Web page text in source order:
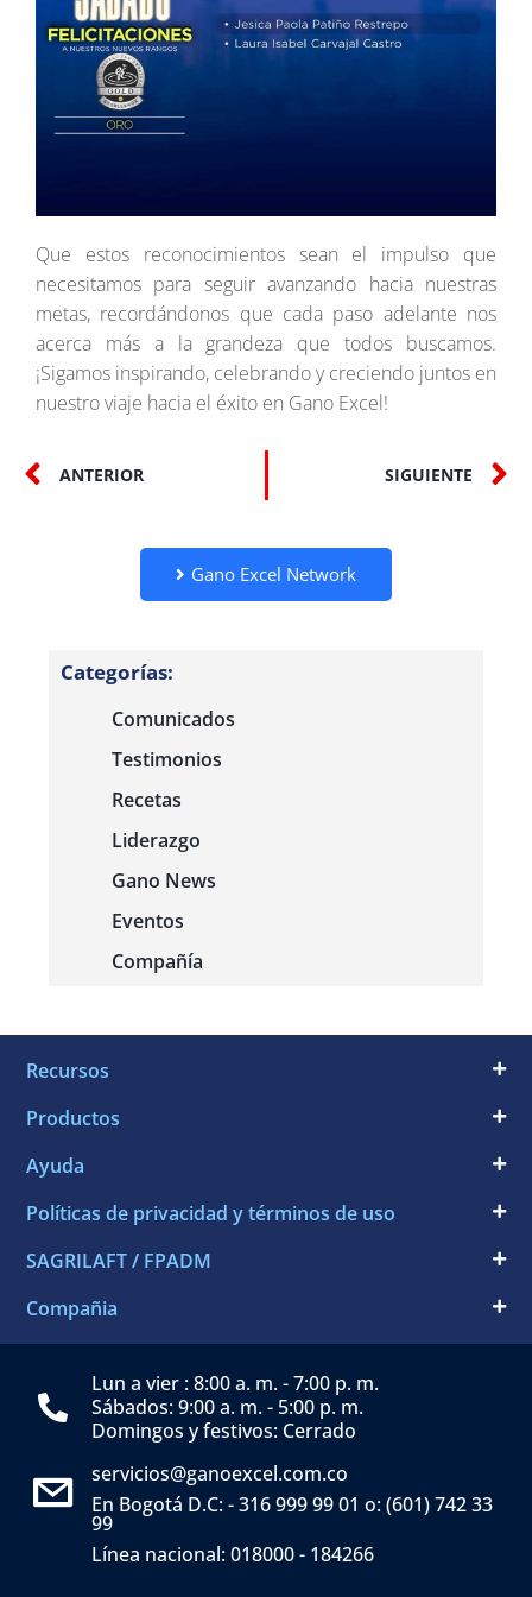
Que estos reconocimientos sean el impulso que
necesitamos para seguir avanzando hacia nuestras
metas, recordándonos que cada paso adelante nos
acerca más a la grandeza que todos buscamos.
¡Sigamos inspirando, celebrando y creciendo juntos en
nuestro viaje hacia el éxito en Gano Excel!
ANTERIOR SIGUIENTE
Gano Excel Network
Categorías:
Comunicados
Testimonios
Recetas
Liderazgo
Gano News
Eventos
Compañía
Recursos
Productos
Ayuda
Políticas de privacidad y términos de uso
SAGRILAFT / FPADM
Compañia
Lun a vier : 8:00 a. m. - 7:00 p. m.
Sábados: 9:00 a. m. - 5:00 p. m.
Domingos y festivos: Cerrado
servicios@ganoexcel.com.co
En Bogotá D.C: - 316 999 99 01 o: (601) 742 33
99
Línea nacional: 018000 - 184266